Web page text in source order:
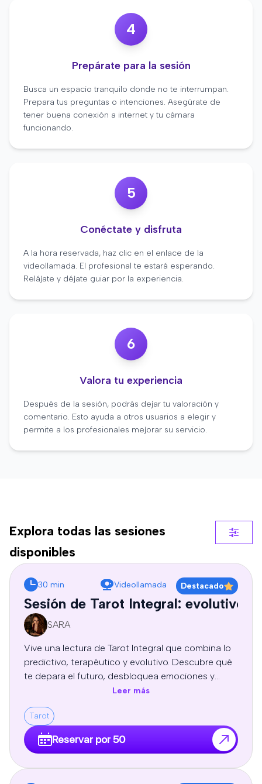
4
Prepárate para la sesión
Busca un espacio tranquilo donde no te interrumpan.
Prepara tus preguntas o intenciones. Asegúrate de
tener buena conexión a internet y tu cámara
funcionando.
5
Conéctate y disfruta
A la hora reservada, haz clic en el enlace de la
videollamada. El profesional te estará esperando.
Relájate y déjate guiar por la experiencia.
6
Valora tu experiencia
Después de la sesión, podrás dejar tu valoración y
comentario. Esto ayuda a otros usuarios a elegir y
permite a los profesionales mejorar su servicio.
Explora todas las sesiones
disponibles
30 min Videollamada Destacado
Sesión de Tarot Integral: evolutivo,
SARA
Vive una lectura de Tarot Integral que combina lo
predictivo, terapéutico y evolutivo. Descubre qué
te depara el futuro, desbloquea emociones y
patrones limitantes, y recibe guía espiritual y
autoconocimiento para tomar decisiones
conscientes y transformar tu vida. Sesion
profesional de tarot personal, orientación y
crecimiento personal, adaptadas a tu energía y
Leer más
Tarot
Reservar por 50